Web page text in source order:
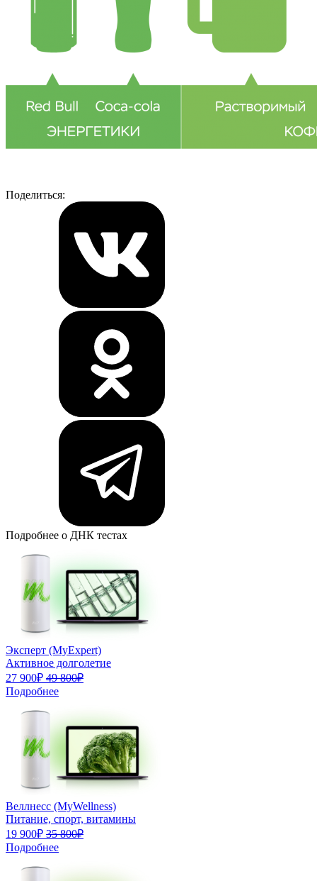
Поделиться:
Подробнее о ДНК тестах
Эксперт (MyExpert)
Активное долголетие
27 900₽ 49 800₽
Подробнее
Веллнесс (MyWellness)
Питание, спорт, витамины
19 900₽ 35 800₽
Подробнее